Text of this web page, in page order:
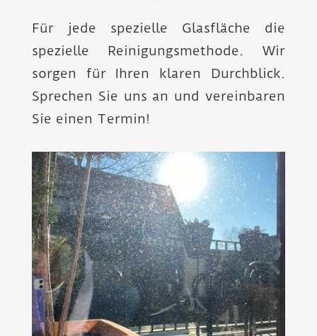
Für jede spezielle Glasfläche die
spezielle Reinigungs­methode. Wir
sorgen für Ihren klaren Durch­blick.
Sprechen Sie uns an und verein­baren
Sie einen Termin!